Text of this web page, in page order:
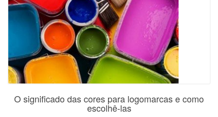
O significado das cores para logomarcas e como
escolhê-las